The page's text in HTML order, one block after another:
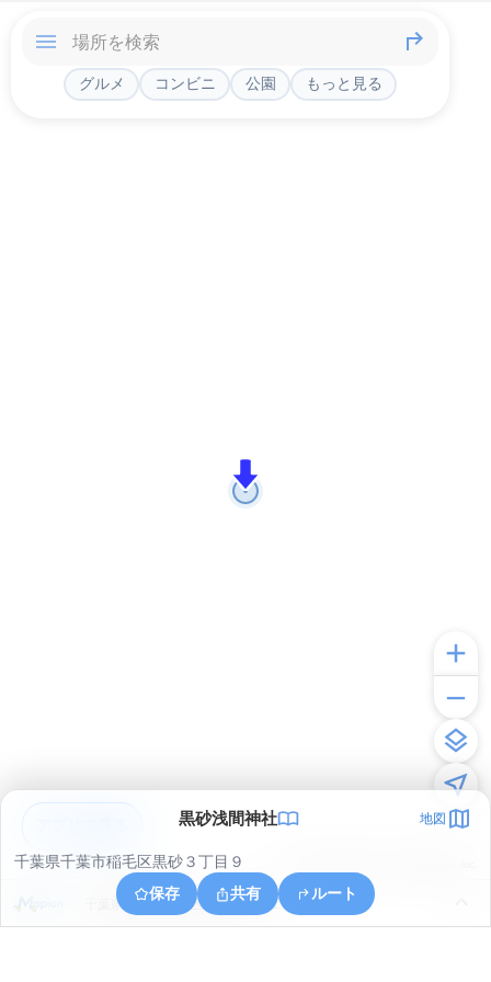
グルメ コンビニ 公園 もっと見る
黒砂浅間神社 地図
千葉県千葉市稲毛区黒砂３丁目９
保存
共有 ルート
千葉県千葉市稲毛区稲毛台町３１